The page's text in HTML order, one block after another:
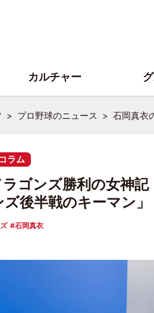
プロ野球のニュース 石岡真衣
ラム
ラゴンズ勝利の女神
後半戦のキーマン」
石岡真衣
カルチャー